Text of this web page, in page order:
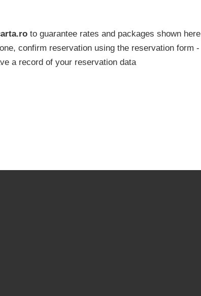
to guarantee rates and packages shown here
confirm reservation using the reservation form -
a record of your reservation data